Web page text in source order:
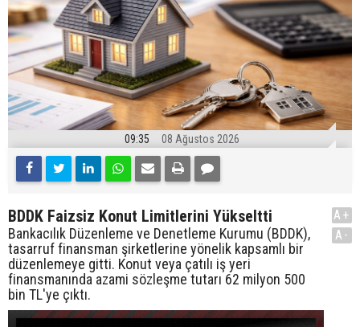
09:35 08 Ağustos 2026
BDDK Faizsiz Konut Limitlerini Yükseltti
Bankacılık Düzenleme ve Denetleme Kurumu (BDDK),
tasarruf finansman şirketlerine yönelik kapsamlı bir
düzenlemeye gitti. Konut veya çatılı iş yeri
finansmanında azami sözleşme tutarı 62 milyon 500
bin TL'ye çıktı.
A+
A-